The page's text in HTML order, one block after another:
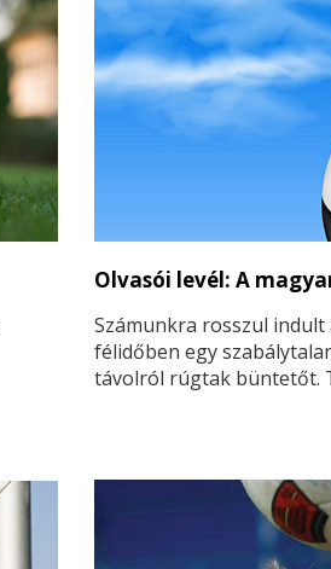
Olvasói levél: A
Számunkra rosszul
félidőben egy
távolról rúgtak büntetőt.
második félidő végéig is